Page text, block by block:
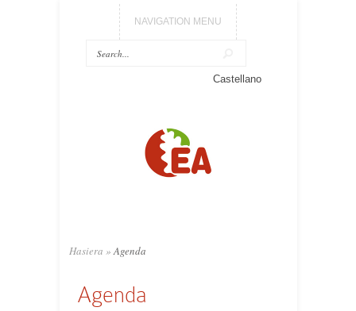
NAVIGATION MENU
Castellano
Hasiera » Agenda
Agenda